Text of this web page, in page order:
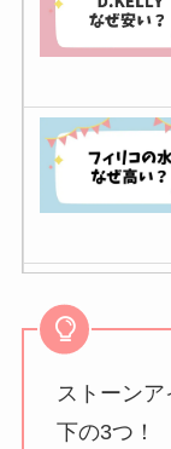
ストーン
下の3つ！